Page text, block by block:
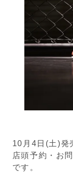
10月4日(土)発
店頭予約・お
です。